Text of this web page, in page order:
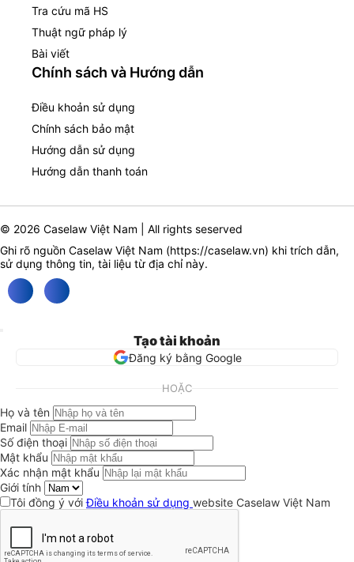
Tra cứu mã HS
Thuật ngữ pháp lý
Bài viết
Chính sách và Hướng dẫn
Điều khoản sử dụng
Chính sách bảo mật
Hướng dẫn sử dụng
Hướng dẫn thanh toán
© 2026 Caselaw Việt Nam | All rights seserved
Ghi rõ nguồn Caselaw Việt Nam (https://caselaw.vn) khi trích dẫn,
sử dụng thông tin, tài liệu từ địa chỉ này.
Tạo tài khoản
Đăng ký bằng Google
HOẶC
Họ và tên
Email
Số điện thoại
Mật khẩu
Xác nhận mật khẩu
Giới tính
Tôi đồng ý vớiĐiều khoản sử dụng website Caselaw Việt Nam